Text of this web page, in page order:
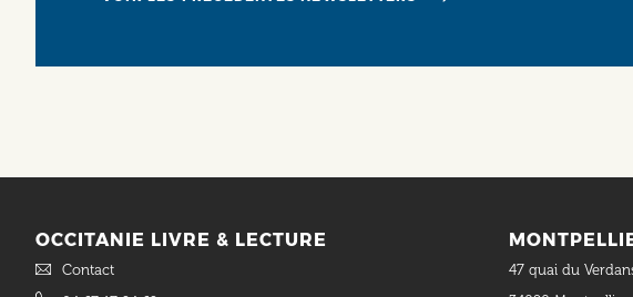
OCCITANIE LIVRE & LECTURE
Contact
47 quai du